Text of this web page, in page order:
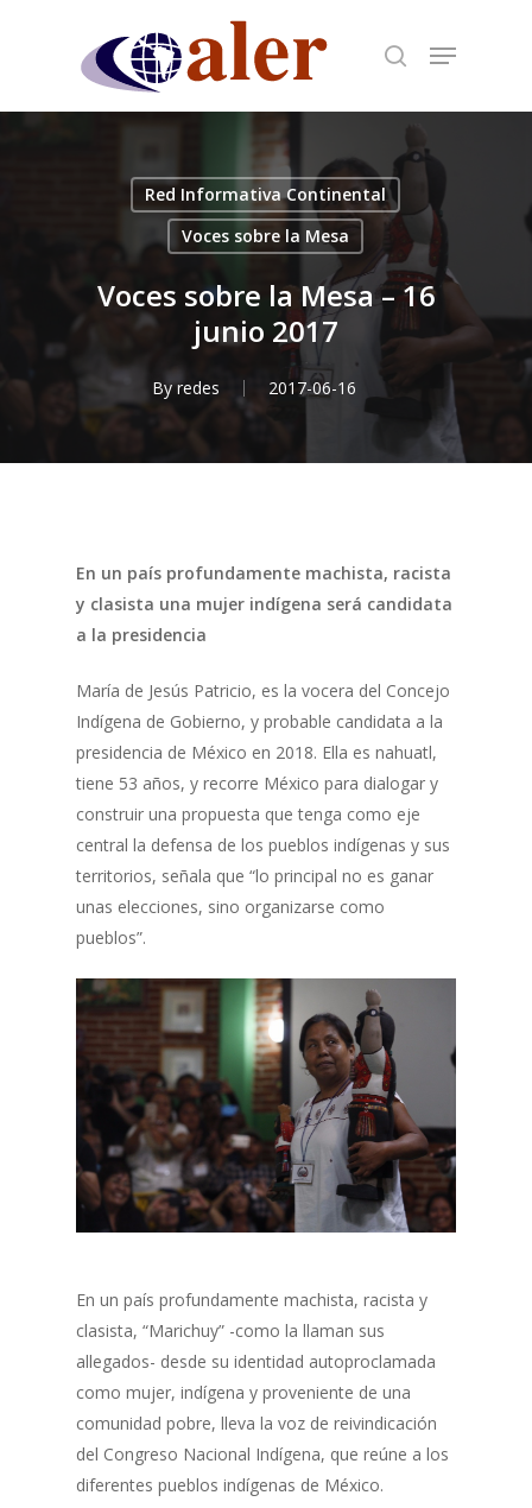
content
Red Informativa Continental
Voces sobre la Mesa
Voces sobre la Mesa – 16
junio 2017
By redes 2017-06-16
En un país profundamente machista, racista
y clasista una mujer indígena será candidata
a la presidencia
María de Jesús Patricio, es la vocera del Concejo
Indígena de Gobierno, y probable candidata a la
presidencia de México en 2018. Ella es nahuatl,
tiene 53 años, y recorre México para dialogar y
construir una propuesta que tenga como eje
central la defensa de los pueblos indígenas y sus
territorios, señala que “lo principal no es ganar
unas elecciones, sino organizarse como
pueblos”.
En un país profundamente machista, racista y
clasista, “Marichuy” -como la llaman sus
allegados- desde su identidad autoproclamada
como mujer, indígena y proveniente de una
comunidad pobre, lleva la voz de reivindicación
del Congreso Nacional Indígena, que reúne a los
diferentes pueblos indígenas de México.